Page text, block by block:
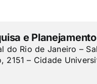
e
do Rio de Janeiro –
2151 – Cidade